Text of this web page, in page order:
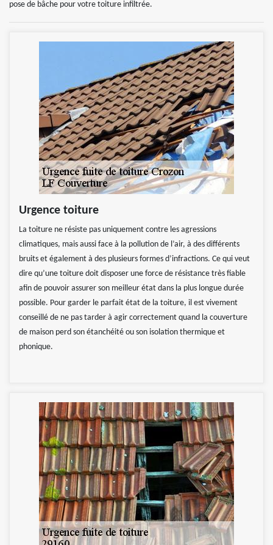
pose de bâche pour votre toiture infiltrée.
Urgence toiture
La toiture ne résiste pas uniquement contre les agressions
climatiques, mais aussi face à la pollution de l’air, à des différents
bruits et également à des plusieurs formes d’infractions. Ce qui veut
dire qu’une toiture doit disposer une force de résistance très fiable
afin de pouvoir assurer son meilleur état dans la plus longue durée
possible. Pour garder le parfait état de la toiture, il est vivement
conseillé de ne pas tarder à agir correctement quand la couverture
de maison perd son étanchéité ou son isolation thermique et
phonique.